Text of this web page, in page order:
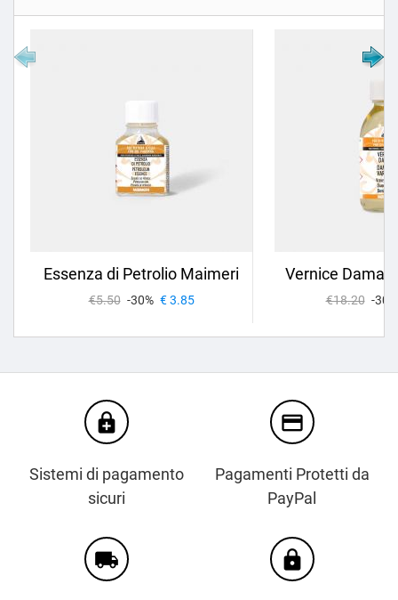
Essenza di Petrolio Maimeri
€5.50 -30% € 3.85
Vernice Damar
€18.20 -30%
enhanced_encryption
Sistemi di pagamento
sicuri
credit_card
Pagamenti Protetti da
PayPal
local_shipping https